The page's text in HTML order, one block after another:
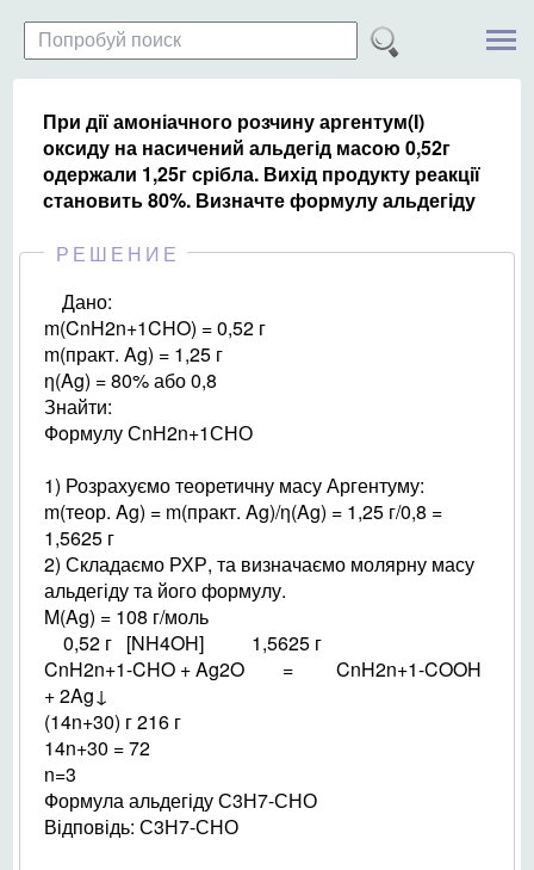
При дії амоніачного розчину аргентум(І)
оксиду на насичений альдегід масою 0,52г
одержали 1,25г срібла. Вихід продукту реакції
становить 80%. Визначте формулу альдегіду
РЕШЕНИЕ
Дано:
m(CnH2n+1CHO) = 0,52 г
m(практ. Ag) = 1,25 г
η(Ag) = 80% або 0,8
Знайти:
Фoрмулу СnН2n+1СНО
1) Розрахуємо теоретичну масу Аргентуму:
m(теор. Ag) = m(практ. Ag)/η(Ag) = 1,25 г/0,8 =
1,5625 г
2) Складаємо РХР, та визначаємо молярну масу
альдегіду та його формулу.
M(Ag) = 108 г/моль
0,52 г [NH4OH] 1,5625 г
CnH2n+1-CHO + Ag2O = CnH2n+1-COOH
+ 2Ag↓
(14n+30) г 216 г
14n+30 = 72
n=3
Формула альдегіду С3Н7-СНО
Відповідь: С3Н7-СНО